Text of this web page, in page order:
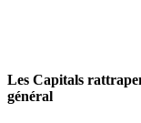
Les Capitals
général